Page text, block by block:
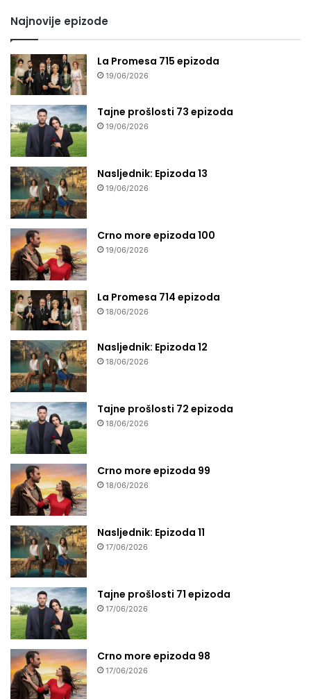
Najnovije epizode
La Promesa 715 epizoda
19/06/2026
Tajne prošlosti 73 epizoda
19/06/2026
Nasljednik: Epizoda 13
19/06/2026
Crno more epizoda 100
19/06/2026
La Promesa 714 epizoda
18/06/2026
Nasljednik: Epizoda 12
18/06/2026
Tajne prošlosti 72 epizoda
18/06/2026
Crno more epizoda 99
18/06/2026
Nasljednik: Epizoda 11
17/06/2026
Tajne prošlosti 71 epizoda
17/06/2026
Crno more epizoda 98
17/06/2026